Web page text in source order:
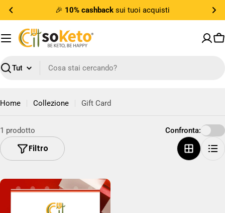
contenuto
🎉 10% cashback sui tuoi acquisti
Ricerca
Home Collezione Gift Card
1 prodotto
Filtro
Confronta: